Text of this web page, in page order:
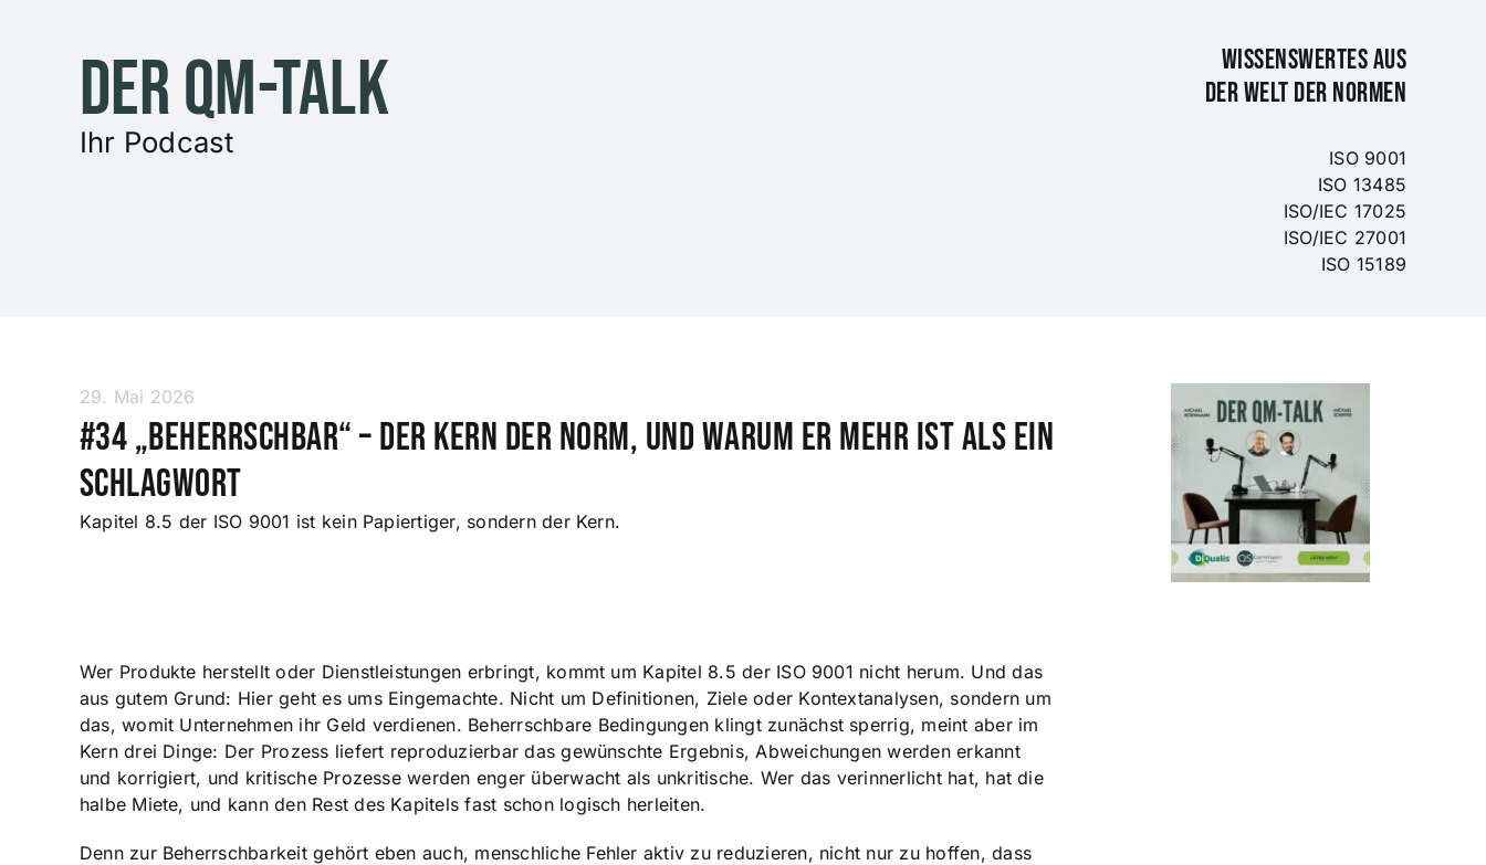
Der QM-Talk
Ihr Podcast
WISSENSWERTES AUS
DER WELT DER NORMEN
ISO 9001
ISO 13485
ISO/IEC 17025
ISO/IEC 27001
ISO 15189
29. Mai 2026
#34 „Beherrschbar“ – der Kern der Norm, und warum er mehr ist als ein
Schlagwort
Kapitel 8.5 der ISO 9001 ist kein Papiertiger, sondern der Kern.
Wer Produkte herstellt oder Dienstleistungen erbringt, kommt um Kapitel 8.5 der ISO 9001 nicht herum. Und das
aus gutem Grund: Hier geht es ums Eingemachte. Nicht um Definitionen, Ziele oder Kontextanalysen, sondern um
das, womit Unternehmen ihr Geld verdienen. Beherrschbare Bedingungen klingt zunächst sperrig, meint aber im
Kern drei Dinge: Der Prozess liefert reproduzierbar das gewünschte Ergebnis, Abweichungen werden erkannt
und korrigiert, und kritische Prozesse werden enger überwacht als unkritische. Wer das verinnerlicht hat, hat die
halbe Miete, und kann den Rest des Kapitels fast schon logisch herleiten.
Denn zur Beherrschbarkeit gehört eben auch, menschliche Fehler aktiv zu reduzieren, nicht nur zu hoffen, dass